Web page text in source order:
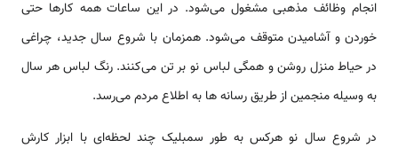
انجام وظائف مذهبی مشغول می‌شود. در این ساعات همه کارها حتی
خوردن و آشامیدن متوقف می‌شود. همزمان با شروع سال جدید، چراغی
در حیاط منزل روشن و همگی لباس نو بر تن می‌کنند. رنگ لباس هر سال
به وسیله منجمین از طریق رسانه ها به اطلاع مردم می‌رسد.
در شروع سال نو هرکس به طور سمبلیک چند لحظه‌ای با ابزار کارش